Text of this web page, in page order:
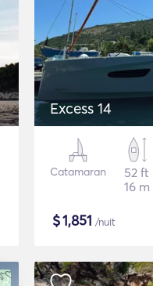
Excess 14
Catamaran
52 ft
16 m
$1,851 /nuit